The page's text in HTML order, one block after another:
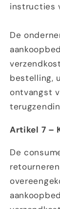
instructies
De
bestelling,
ontvangst
Artikel 7 –
De